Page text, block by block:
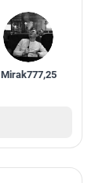
Mirak777,25